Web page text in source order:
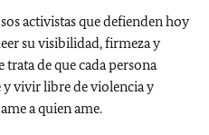
activistas que defienden hoy
su visibilidad, firmeza y
de que cada persona
vivir libre de violencia y
a quien ame.